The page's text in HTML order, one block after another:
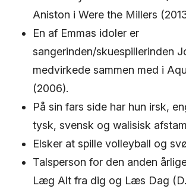
Aniston i Were the Millers
En af Emmas idoler er
sangerinden/skuespillerinden
medvirkede sammen med i
(2006).
På sin fars side har hun irsk,
tysk, svensk og walisisk
Elsker at spille volleyball og
Talsperson for den anden
Læg Alt fra dig og Læs Dag